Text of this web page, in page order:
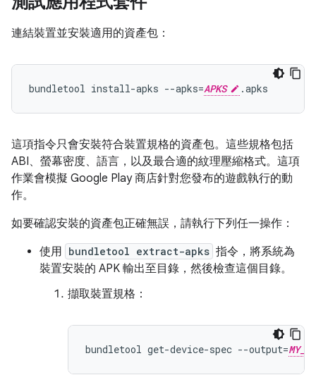
連結裝置並安裝適用的資產包：
bundletool install-apks --apks=APKS
這項指令只會安裝符合裝置規格的資產包。這些規格包括
ABI、螢幕密度、語言，以及最合適的紋理壓縮格式。這項
作業會模擬 Google Play 商店針對您發布的遊戲執行的動
作。
如要確認安裝的資產包正確無誤，請執行下列任一操作：
使用 bundletool extract-apks 指令，將系統為
裝置安裝的 APK 輸出至目錄，然後檢查這個目錄。
擷取裝置規格：
bundletool get-device-spec --output=